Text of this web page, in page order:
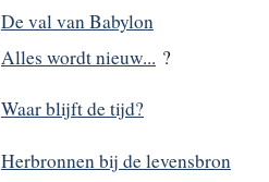
De val van Babylon
Alles wordt nieuw... ?
Waar blijft de tijd?
Herbronnen bij de levensbron